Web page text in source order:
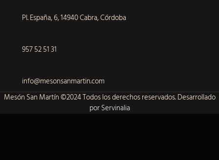
Pl. España, 6, 14940 Cabra, Córdoba​
957 52 51 31​
info@mesonsanmartin.com​
Mesón San Martín ©2024 Todos los derechos reservados. Desarrollado
porServinalia